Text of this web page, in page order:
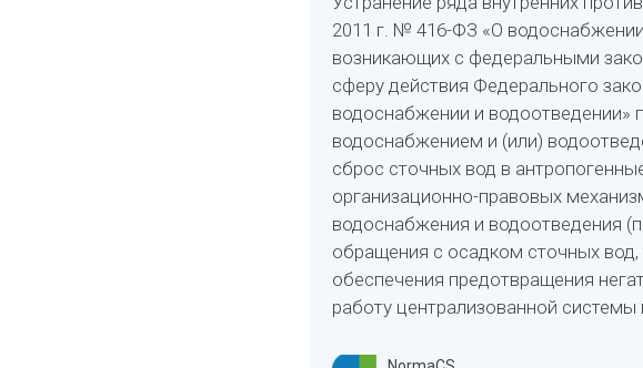
2011 г. № 416-ФЗ «О
возникающих с федеральными
сферу действия Федерального
водоснабжении и водоотведении»
водоснабжением и (или)
сброс сточных вод в
организационно-правовых
водоснабжения и водоотведения
обращения с осадком сточных вод,
обеспечения предотвращения
работу централизованной